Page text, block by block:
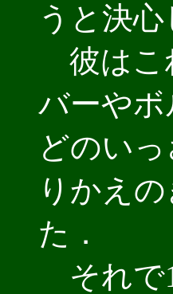
うと決心
彼はこ
バーや
どのい
りかえ
た．
それで